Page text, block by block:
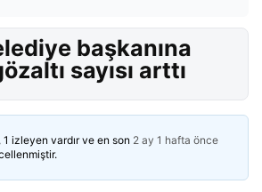
başkanına
sayısı arttı
izleyen vardır ve en son 2 ay 1 hafta önce